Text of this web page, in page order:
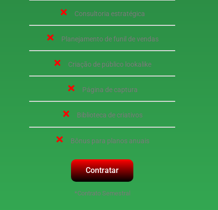
Consultoria estratégica
Planejamento de funil de vendas
Criação de público lookalike
Página de captura
Biblioteca de criativos
Bônus para planos anuais
Contratar
*Contrato Semestral